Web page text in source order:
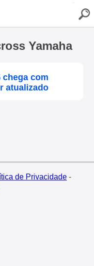
Yamaha
chega com
atualizado
de Privacidade-